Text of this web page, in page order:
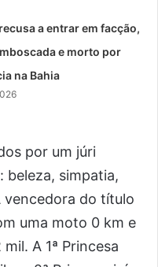
a entrar em facção,
e morto por
na Bahia
por um júri
beleza, simpatia,
vencedora do título
uma moto 0 km e
A 1ª Princesa